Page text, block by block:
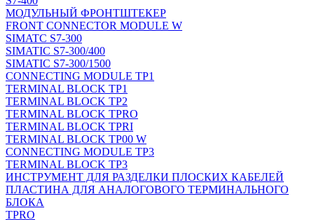
МОДУЛЬНЫЙ ФРОНТШТЕКЕР
FRONT CONNECTOR MODULE W
SIMATC S7-300
SIMATIC S7-300/400
SIMATIC S7-300/1500
CONNECTING MODULE TP1
TERMINAL BLOCK TP1
TERMINAL BLOCK TP2
TERMINAL BLOCK TPRO
TERMINAL BLOCK TPRI
TERMINAL BLOCK TP00 W
CONNECTING MODULE TP3
TERMINAL BLOCK TP3
ИНСТРУМЕНТ ДЛЯ РАЗДЕЛКИ ПЛОСКИХ КАБЕЛЕЙ
ПЛАСТИНА ДЛЯ АНАЛОГОВОГО ТЕРМИНАЛЬНОГО
БЛОКА
TPRO